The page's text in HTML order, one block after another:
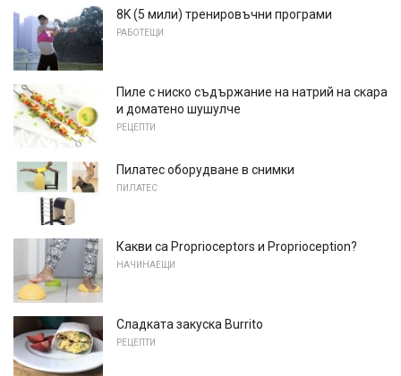
8K (5 мили) тренировъчни програми
РАБОТЕЩИ
Пиле с ниско съдържание на натрий на скара
и доматено шушулче
РЕЦЕПТИ
Пилатес оборудване в снимки
ПИЛАТЕС
Какви са Proprioceptors и Proprioception?
НАЧИНАЕЩИ
Сладката закуска Burrito
РЕЦЕПТИ